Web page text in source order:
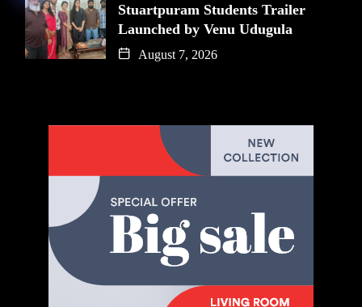
Stuartpuram Students Trailer
Launched by Venu Udugula
August 7, 2026